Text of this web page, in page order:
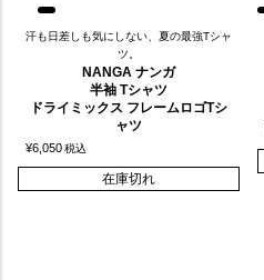
汗も日差しも気にしない、夏の最強Tシャ
ツ。
NANGA ナンガ
半袖 Tシャツ
ドライミックス フレームロゴTシ
ャツ
¥6,050税込
在庫切れ